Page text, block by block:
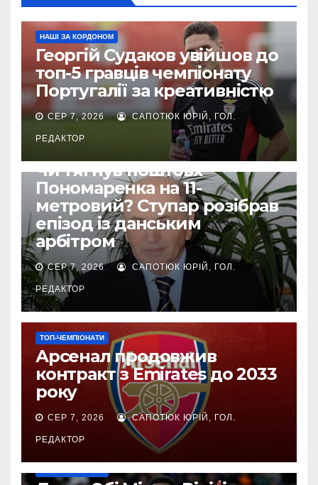
НАШІ ЗА КОРДОНОМ
Георгій Судаков увійшов до
топ-5 гравців чемпіонату
Португалії за креативністю
СЕР 7, 2026 САПОТЮК ЮРІЙ, ГОЛ.
РЕДАКТОР
Чи тягнув поштовх
Пономаренка на 11-
метровий? Ступар розібрав
епізод із данським
арбітром
СЕР 7, 2026 САПОТЮК ЮРІЙ, ГОЛ.
РЕДАКТОР
ТОП-ЧЕМПІОНАТИ
Арсенал продовжив
контракт з Emirates до 2033
року
СЕР 7, 2026 САПОТЮК ЮРІЙ, ГОЛ.
РЕДАКТОР